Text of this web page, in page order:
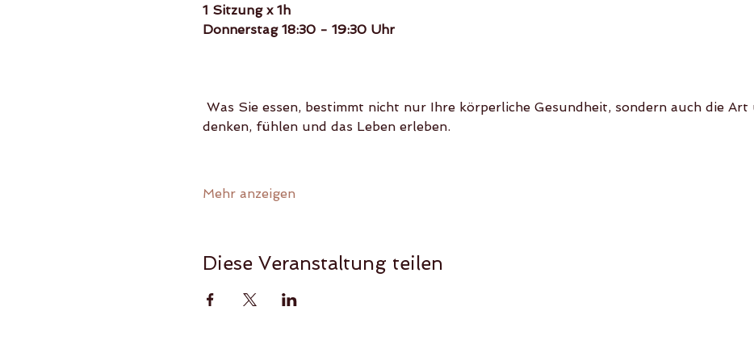
1 Sitzung x 1h
Donnerstag 18:30 - 19:30 Uhr
denken, fühlen und das Leben erleben.
Mehr anzeigen
Diese Veranstaltung teilen